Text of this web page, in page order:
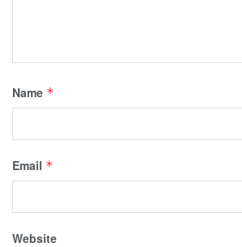
Name *
Email *
Website